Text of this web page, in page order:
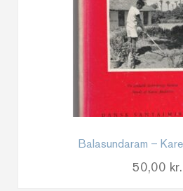
Balasundaram –
50,00 kr.